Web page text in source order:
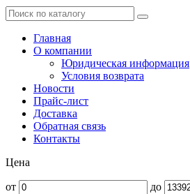
Главная
О компании
Юридическая информация
Условия возврата
Новости
Прайс-лист
Доставка
Обратная связь
Контакты
Цена
от
до